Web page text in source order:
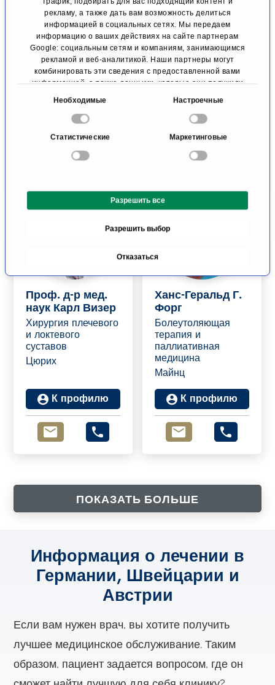
рекламу, а также дать вам возможность делиться
информацией в социальных сетях. Мы передаем
информацию о ваших действиях на сайте партнерам
Google: социальным сетям и компаниям, занимающимся
рекламой и веб-аналитикой. Наши партнеры могут
комбинировать эти сведения с предоставленной вами
информацией, а также данными, которые они получили
я
Необходимые Настроечные
Статистические Маркетинговые
Разрешить все
Разрешить выбор
Отказаться
Проф. д-р мед.
наук Ричард
Штангл
Плечевая и
локтевая хирургия
Нюрнберга
К профилю
Д-р мед. наук
Ульрих Гайтнер
Спортивная
травматология и
спортивная
К профилю
Проф. д-р мед.
наук Карл Визер
Хирургия плечевого
и локтевого
суставов
Цюрих
К профилю
Ханс-Геральд Г.
Форг
Болеутоляющая
терапия и
паллиативная
медицина
Майнц
К профилю
ПОКАЗАТЬ БОЛЬШЕ
Информация о лечении в
Германии, Швейцарии и
Австрии
Если вам нужен врач, вы хотите получить
лучшее медицинское обслуживание. Таким
образом, пациент задается вопросом, где он